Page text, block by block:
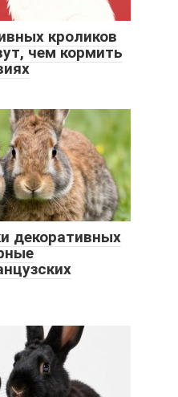
кроликов
чем кормить
декоративных